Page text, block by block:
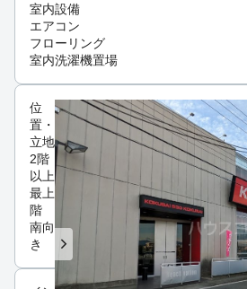
室内設備
エアコン
フローリング
室内洗濯機置場
位
置・
立地
2階
以上
最上
階
南向
き